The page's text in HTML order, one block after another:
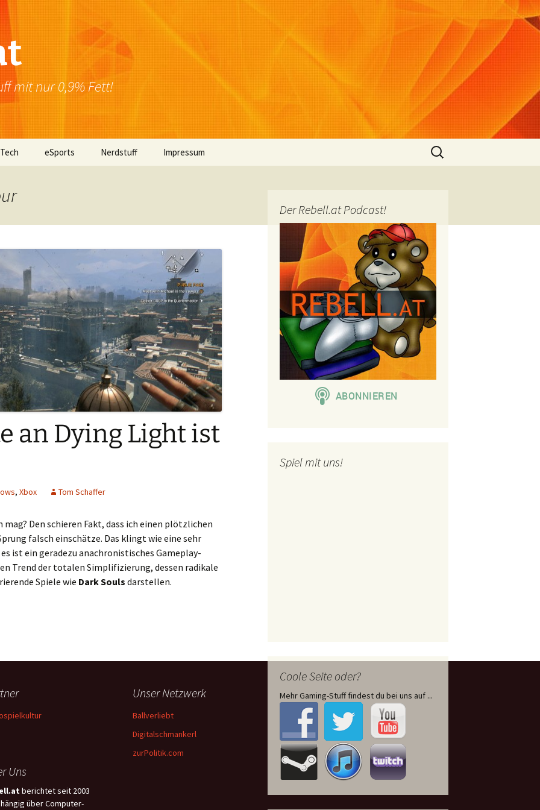
mit nur 0,9% Fett!
eSports Nerdstuff Impressum
Suchen
nach:
an Dying Light ist
, Xbox Tom Schaffer
mag? Den schieren Fakt, dass ich einen plötzlichen
falsch einschätze. Das klingt wie eine sehr
ist ein geradezu anachronistisches Gameplay-
Trend der totalen Simplifizierung, dessen radikale
Spiele wie Dark Souls darstellen.
Light ist der Absturz
Der Rebell.at Podcast!
Spiel mit uns!
Coole Seite oder?
Mehr Gaming-Stuff findest du bei uns auf ...
Unser Netzwerk
Ballverliebt
Digitalschmankerl
zurPolitik.com
Uns
berichtet seit 2003
über Computer-